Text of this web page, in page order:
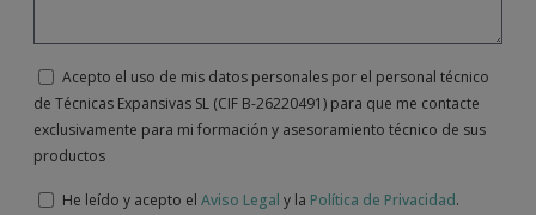
Acepto el uso de mis datos personales por el personal técnico
de Técnicas Expansivas SL (CIF B-26220491) para que me contacte
exclusivamente para mi formación y asesoramiento técnico de sus
productos
He leído y acepto el Aviso Legal y la Política de Privacidad.